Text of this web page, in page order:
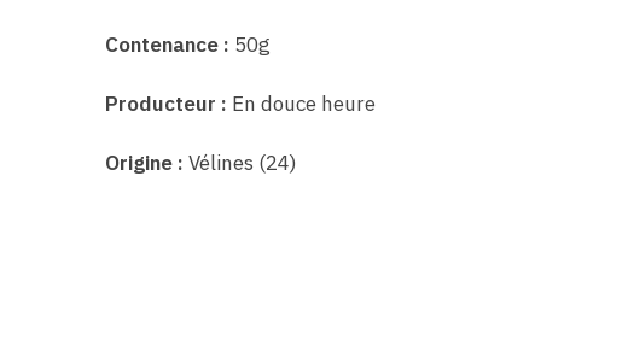
Contenance : 50g
Producteur : En douce heure
Origine :Vélines (24)